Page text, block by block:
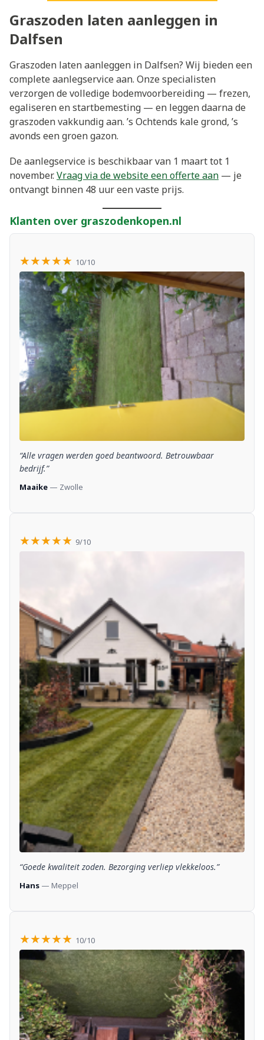
Graszoden laten aanleggen in
Dalfsen
Graszoden laten aanleggen in Dalfsen? Wij bieden een
complete aanlegservice aan. Onze specialisten
verzorgen de volledige bodemvoorbereiding — frezen,
egaliseren en startbemesting — en leggen daarna de
graszoden vakkundig aan. ’s Ochtends kale grond, ’s
avonds een groen gazon.
De aanlegservice is beschikbaar van 1 maart tot 1
november.Vraag via de website een offerte aan — je
ontvangt binnen 48 uur een vaste prijs.
Klanten over graszodenkopen.nl
★★★★★ 10/10
“Alle vragen werden goed beantwoord. Betrouwbaar
bedrijf.”
Maaike — Zwolle
★★★★★ 9/10
“Goede kwaliteit zoden. Bezorging verliep vlekkeloos.”
Hans — Meppel
★★★★★ 10/10